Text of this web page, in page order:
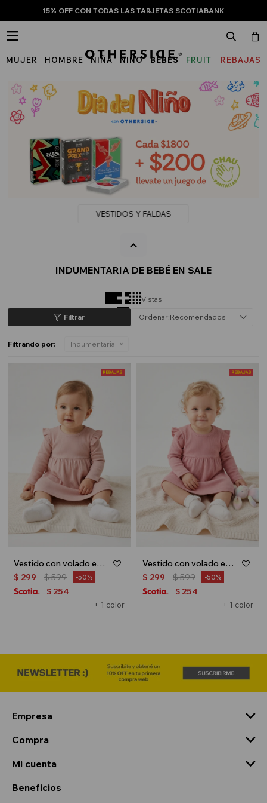
15% OFF CON TODAS LAS TARJETAS SCOTIABANK
MUJER HOMBRE NIÑA NIÑO BEBÉS
FRUIT
THE
LOOM
REBAJAS

VESTIDOS Y FALDAS
INDUMENTARIA DE BEBÉ EN SALE
Vistas
Recomendados
Filtrando por: Indumentaria
Vestido con volado en hombro - Terracota
+ 1 color
$ 299 $599 50
$ 254
Vestido con volado en hombro - Rosa
+ 1 color
$ 299 $599 50
$ 254
Empresa
Compra
Mi cuenta
Beneficios